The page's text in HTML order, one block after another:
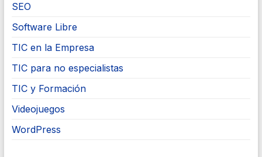
SEO
Software Libre
TIC en la Empresa
TIC para no especialistas
TIC y Formación
Videojuegos
WordPress